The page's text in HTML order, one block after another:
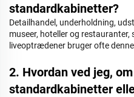
standardkabinetter?
Detailhandel, underholdning,
museer, hoteller og
liveoptrædener bruger ofte
2. Hvordan ved jeg,
standardkabinetter